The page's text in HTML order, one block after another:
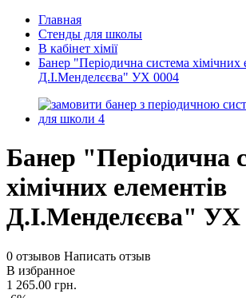
Главная
Стенды для школы
В кабінет хімії
Банер "Періодична система хімічних
Д.І.Менделєєва" УХ 0004
Банер "Періодична
хімічних елементів
Д.І.Менделєєва" УХ
0 отзывов Написать отзыв
В избранное
1 265.00 грн.